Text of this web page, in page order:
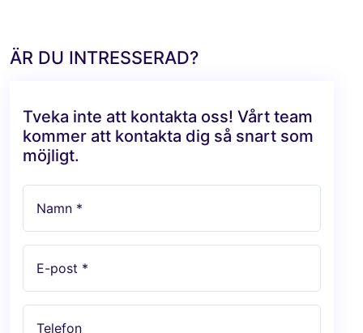
ÄR DU INTRESSERAD?
Tveka inte att kontakta oss! Vårt team
kommer att kontakta dig så snart som
möjligt.
Namn *
E-post *
Telefon